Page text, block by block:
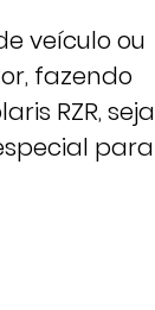
veículo ou
fazendo
RZR, seja
para